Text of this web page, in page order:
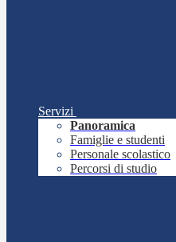
Servizi
Panoramica
Famiglie e studenti
Personale scolastico
Percorsi di studio